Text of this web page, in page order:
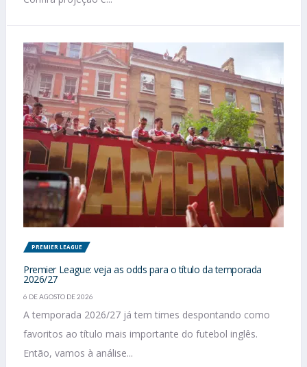
PREMIER LEAGUE
Premier League: veja as odds para o título da temporada
2026/27
6 DE AGOSTO DE 2026
A temporada 2026/27 já tem times despontando como
favoritos ao título mais importante do futebol inglês.
Então, vamos à análise...